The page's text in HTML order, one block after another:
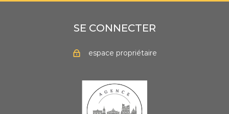
SE CONNECTER
espace propriétaire